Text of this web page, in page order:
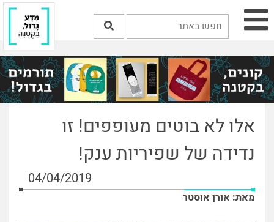
אלו לא בוטים מעופפים! זו
נדידה של שפיריות ענק!
04/04/2019
מאת: אורן אוסטר